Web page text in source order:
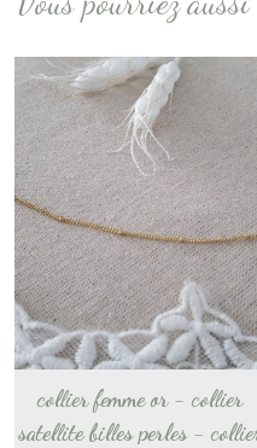
collier femme or - collier
satellite billes perles -